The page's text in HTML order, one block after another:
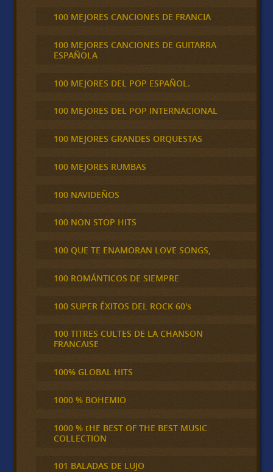
100 MEJORES CANCIONES DE FRANCIA
100 MEJORES CANCIONES DE GUITARRA
ESPAÑOLA
100 MEJORES DEL POP ESPAÑOL.
100 MEJORES DEL POP INTERNACIONAL
100 MEJORES GRANDES ORQUESTAS
100 MEJORES RUMBAS
100 NAVIDEÑOS
100 NON STOP HITS
100 QUE TE ENAMORAN LOVE SONGS,
100 ROMÁNTICOS DE SIEMPRE
100 SUPER ÉXITOS DEL ROCK 60's
100 TITRES CULTES DE LA CHANSON
FRANCAISE
100% GLOBAL HITS
1000 % BOHEMIO
1000 % tHE BEST OF THE BEST MUSIC
COLLECTION
101 BALADAS DE LUJO